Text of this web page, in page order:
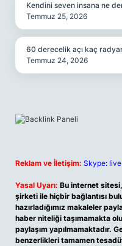
Kendini seven insana ne
Temmuz 25, 2026
60 derecelik açı kaç
Temmuz 24, 2026
Reklam ve İletişim: Skype:
Yasal Uyarı: Bu internet
şirketi ile hiçbir bağlantısı
hazırladığımız makaleler
haber niteliği taşımamakta
paylaşım yapılmamaktadır.
benzerlikleri tamamen